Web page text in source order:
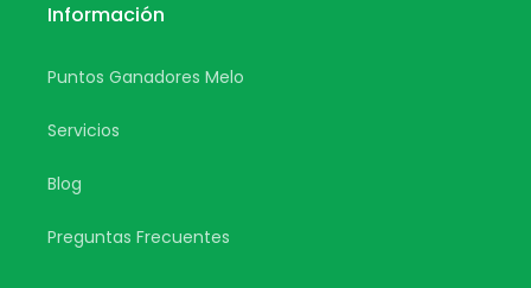
Información
Puntos Ganadores Melo
Servicios
Blog
Preguntas Frecuentes